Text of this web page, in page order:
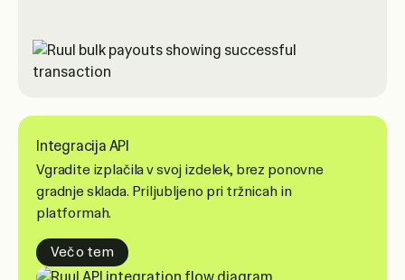
Integracija API
Vgradite izplačila v svoj izdelek, brez ponovne
gradnje sklada. Priljubljeno pri tržnicah in
platformah.
Več o tem